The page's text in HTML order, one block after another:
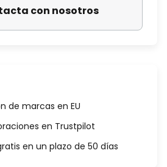
con nosotros
de marcas en EU
en Trustpilot
en un plazo de 50 días